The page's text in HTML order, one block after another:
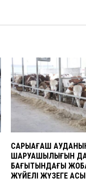
САРЫАҒАШ
ШАРУАШЫЛЫҒЫН
БАҒЫТЫНДАҒЫ
ЖҮЙЕЛІ ЖҮЗЕГЕ